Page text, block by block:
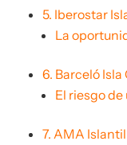
5. Iberostar
La
6. Barceló Isla
El riesgo
7. AMA